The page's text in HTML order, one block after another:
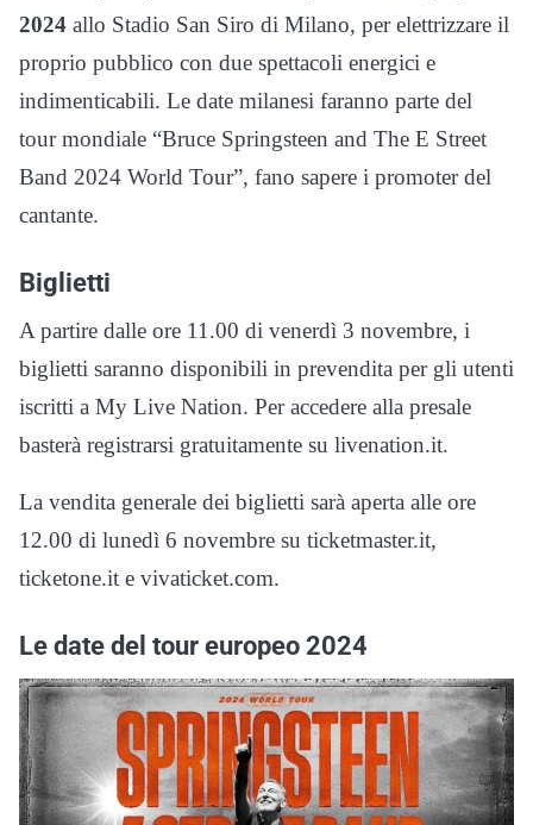
2024 allo Stadio San Siro di Milano, per elettrizzare il
proprio pubblico con due spettacoli energici e
indimenticabili. Le date milanesi faranno parte del
tour mondiale “Bruce Springsteen and The E Street
Band 2024 World Tour”, fano sapere i promoter del
cantante.
Biglietti
A partire dalle ore 11.00 di venerdì 3 novembre, i
biglietti saranno disponibili in prevendita per gli utenti
iscritti a My Live Nation. Per accedere alla presale
basterà registrarsi gratuitamente su livenation.it.
La vendita generale dei biglietti sarà aperta alle ore
12.00 di lunedì 6 novembre su ticketmaster.it,
ticketone.it e vivaticket.com.
Le date del tour europeo 2024